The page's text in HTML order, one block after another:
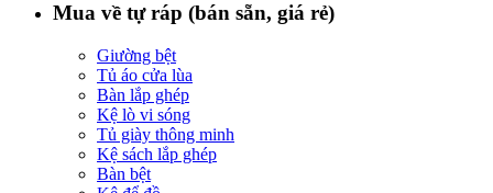
Mua về tự ráp (bán sẵn, giá rẻ)
Giường bệt
Tủ áo cửa lùa
Bàn lắp ghép
Kệ lò vi sóng
Tủ giày thông minh
Kệ sách lắp ghép
Bàn bệt